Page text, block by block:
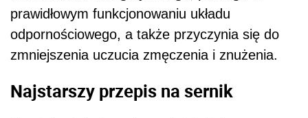
prawidłowym funkcjonowaniu układu
odpornościowego, a także przyczynia się do
zmniejszenia uczucia zmęczenia i znużenia.
Najstarszy przepis na sernik